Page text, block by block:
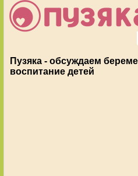
Пузяка - обсуждаем
воспитание детей